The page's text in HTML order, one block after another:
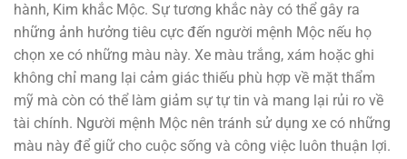
hành, Kim khắc Mộc. Sự tương khắc này có thể gây ra
những ảnh hưởng tiêu cực đến người mệnh Mộc nếu họ
chọn xe có những màu này. Xe màu trắng, xám hoặc ghi
không chỉ mang lại cảm giác thiếu phù hợp về mặt thẩm
mỹ mà còn có thể làm giảm sự tự tin và mang lại rủi ro về
tài chính. Người mệnh Mộc nên tránh sử dụng xe có những
màu này để giữ cho cuộc sống và công việc luôn thuận lợi.